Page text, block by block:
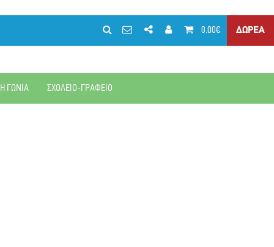
0.00€ ΔΩΡΕΑ
ΓΩΝΙΑ ΣΧΟΛΕΙΟ-ΓΡΑΦΕΙΟ